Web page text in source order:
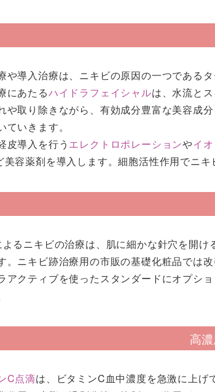
や導入治療は、ニキビの原因の一つである
にあたるハイドラフェイシャルは、水流と
や取り除きながら、有効成分豊富な美容成
ていきます。
皮導入を行う エレクトロポレーションやイ
美容薬剤を導入します。細胞活性作用でニキ
よるニキビの治療は、肌に細かな針穴を開
。ニキビ跡治療⽤の市販の基礎化粧品では
アクティブを使ったスタンダードにオプシ
高
C点滴は、ビタミンC血中濃度を急激に上げ